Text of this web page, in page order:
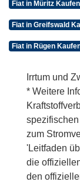
Fiat in Müritz
Fiat in Greifswald
Fiat in Rügen
Irrtum und
* Weitere
zum
'Leitfaden
die
den